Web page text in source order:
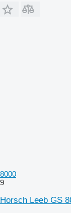
8000
9
Horsch Leeb GS